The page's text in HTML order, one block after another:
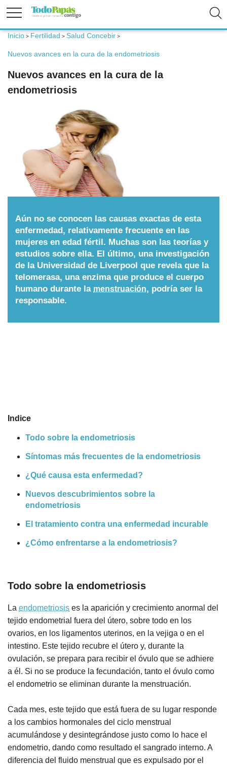
Embarazo
Padres
Nombres
Cuentos
Inicio > Fertilidad > Salud Concebir >
Nuevos avances en la cura de la endometriosis
Nuevos avances en la cura de la
endometriosis
Aún no se conocen las causas exactas de esta
enfermedad, relativamente frecuente en las
mujeres en edad fértil. Muchas son las teorías y
estudios sobre ella. El último, una investigación
de la Universidad de Liverpool que revela que la
telomerasa, una enzima que produce el cuerpo
humano durante la menstruación, podría ser la
responsable.
Indice
Todo sobre la endometriosis
Síntomas más frecuentes de la endometriosis
¿Qué causa esta enfermedad?
Nuevos descubrimientos sobre la
endometriosis
El tratamiento contra una enfermedad incurable
¿Cómo enfrentarse a la endometriosis?
Todo sobre la endometriosis
La endometriosis es la aparición y crecimiento anormal del
tejido endometrial fuera del útero, sobre todo en los
ovarios, en los ligamentos uterinos, en la vejiga o en el
intestino. Este tejido recubre el útero y, durante la
ovulación, se prepara para recibir el óvulo que se adhiere
a él. Si no se produce la fecundación, tanto el óvulo como
el endometrio se eliminan durante la menstruación.
Cada mes, este tejido que está fuera de su lugar responde
a los cambios hormonales del ciclo menstrual
acumulándose y desintegrándose justo como lo hace el
endometrio, dando como resultado el sangrado interno. A
diferencia del fluido menstrual que es expulsado por el